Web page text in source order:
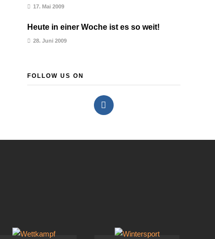
17. Mai 2009
Heute in einer Woche ist es so weit!
28. Juni 2009
FOLLOW US ON